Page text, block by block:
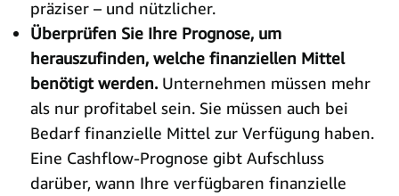
präziser – und nützlicher.
Überprüfen Sie Ihre Prognose, um
herauszufinden, welche finanziellen Mittel
benötigt werden. Unternehmen müssen mehr
als nur profitabel sein. Sie müssen auch bei
Bedarf finanzielle Mittel zur Verfügung haben.
Eine Cashflow-Prognose gibt Aufschluss
darüber, wann Ihre verfügbaren finanzielle